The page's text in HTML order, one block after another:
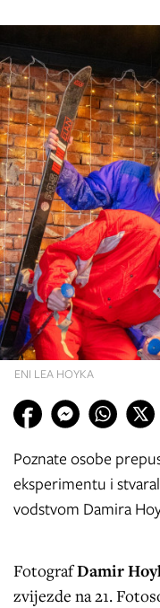
ENI LEA HOYKA
Poznate osobe
eksperimentu i
vodstvom Damira
FotografDamir
zvijezde na 21.